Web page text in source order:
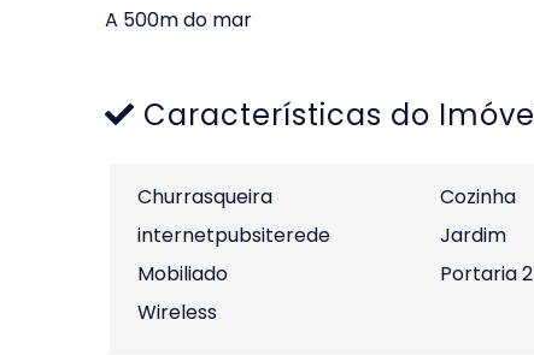
A 500m do mar
Características do
Churrasqueira Cozinha
internetpubsiterede
Jardim
Mobiliado
Portaria
Wireless